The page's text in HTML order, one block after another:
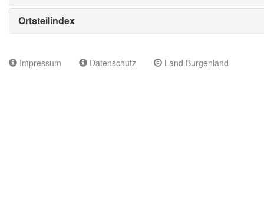
Ortsteilindex
Impressum Datenschutz Land Burgenland